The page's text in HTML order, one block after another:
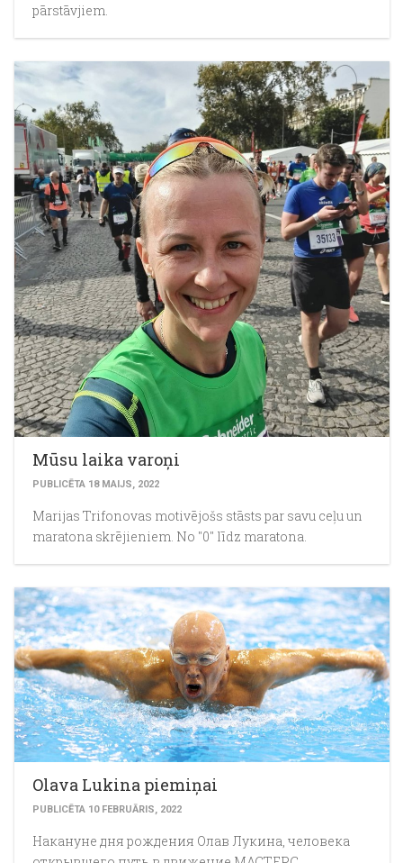
pārstāvjiem.
Mūsu laika varoņi
PUBLICĒTA 18 MAIJS, 2022
Marijas Trifonovas motivējošs stāsts par savu ceļu un
maratona skrējieniem. No "0" līdz maratona.
Olava Lukina piemiņai
PUBLICĒTA 10 FEBRUĀRIS, 2022
Накануне дня рождения Олав Лукина, человека